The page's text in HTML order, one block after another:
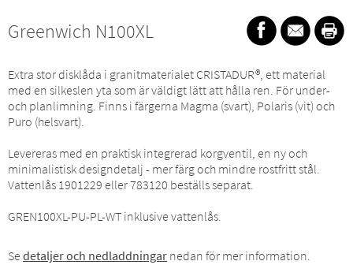
Greenwich N100XL
Extra stor disklåda i granitmaterialet CRISTADUR®, ett material
med en silkeslen yta som är väldigt lätt att hålla ren. För under-
och planlimning. Finns i färgerna Magma (svart), Polaris (vit) och
Puro (helsvart).
Levereras med en praktisk integrerad korgventil, en ny och
minimalistisk designdetalj - mer färg och mindre rostfritt stål.
Vattenlås 1901229 eller 783120 beställs separat.
GREN100XL-PU-PL-WT inklusive vattenlås.
Se detaljer och nedladdningar nedan för mer information.